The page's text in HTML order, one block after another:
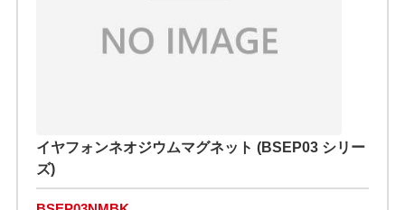
イヤフォンネオジウムマグネット (BSEP03 シリー
ズ)